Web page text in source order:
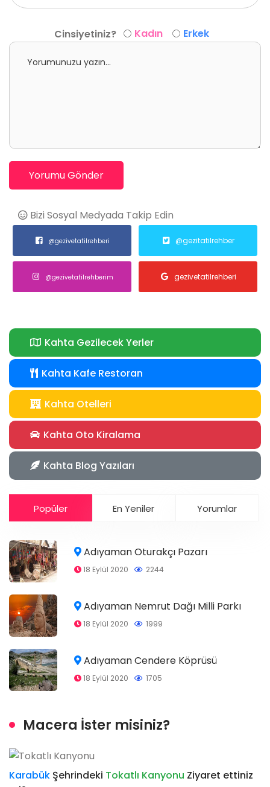
Cinsiyetiniz? Kadın Erkek
Yorumu Gönder
Bizi Sosyal Medyada Takip Edin
@gezivetatilrehberi @gezitatilrehber
@gezivetatilrehberim gezivetatilrehberi
Kahta Gezilecek Yerler
Kahta Kafe Restoran
Kahta Otelleri
Kahta Oto Kiralama
Kahta Blog Yazıları
Popüler En Yeniler Yorumlar
Adıyaman Oturakçı Pazarı
18 Eylül 2020 2244
Adıyaman Nemrut Dağı Milli Parkı
18 Eylül 2020 1999
Adıyaman Cendere Köprüsü
18 Eylül 2020 1705
Macera İster misiniz?
Karabük Şehrindeki Tokatlı Kanyonu Ziyaret ettiniz